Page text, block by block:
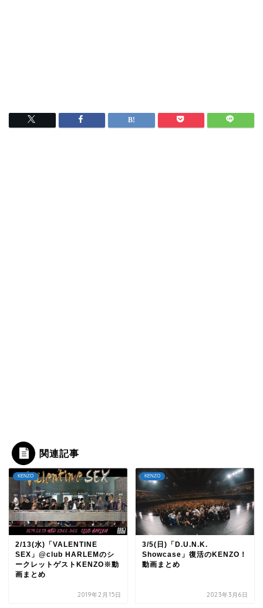
関連記事
KENZO
2/13(水)「VALENTINE
SEX」@club HARLEMのシ
ークレットゲストKENZO※動
画まとめ
2019年2月15日
KENZO
3/5(日)「D.U.N.K.
Showcase」復活のKENZO！
動画まとめ
2023年3月6日